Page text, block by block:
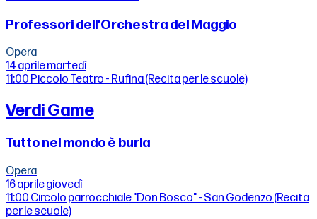
Professori dell'Orchestra del Maggio
Opera
14 aprilemartedì
11:00 Piccolo Teatro - Rufina (Recita per le scuole)
Verdi Game
Tutto nel mondo è burla
Opera
16 aprilegiovedì
11:00 Circolo parrocchiale "Don Bosco" - San Godenzo (Recita
per le scuole)